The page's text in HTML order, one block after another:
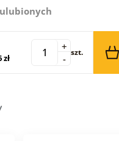
zł -
+ szt.